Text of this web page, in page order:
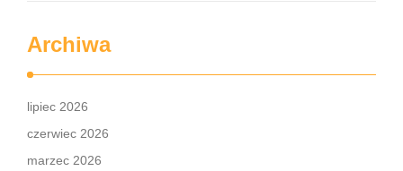
Archiwa
lipiec 2026
czerwiec 2026
marzec 2026